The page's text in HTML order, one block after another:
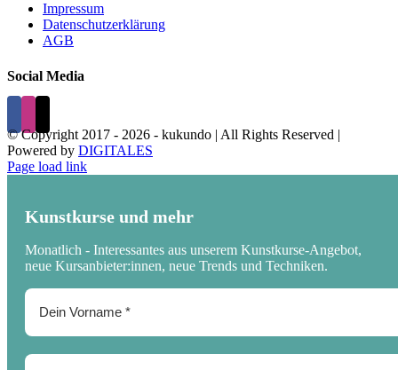
Impressum
Datenschutzerklärung
AGB
Social Media
© Copyright 2017 - 2026 - kukundo | All Rights Reserved |
Powered by DIGITALES
Page load link
Kunstkurse und mehr
Monatlich - Interessantes aus unserem Kunstkurse-Angebot,
neue Kursanbieter:innen, neue Trends und Techniken.